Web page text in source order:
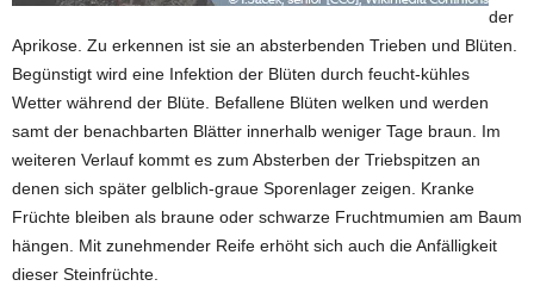
der
Aprikose. Zu erkennen ist sie an absterbenden Trieben und Blüten.
Begünstigt wird eine Infektion der Blüten durch feucht-kühles
Wetter während der Blüte. Befallene Blüten welken und werden
samt der benachbarten Blätter innerhalb weniger Tage braun. Im
weiteren Verlauf kommt es zum Absterben der Triebspitzen an
denen sich später gelblich-graue Sporenlager zeigen. Kranke
Früchte bleiben als braune oder schwarze Fruchtmumien am Baum
hängen. Mit zunehmender Reife erhöht sich auch die Anfälligkeit
dieser Steinfrüchte.